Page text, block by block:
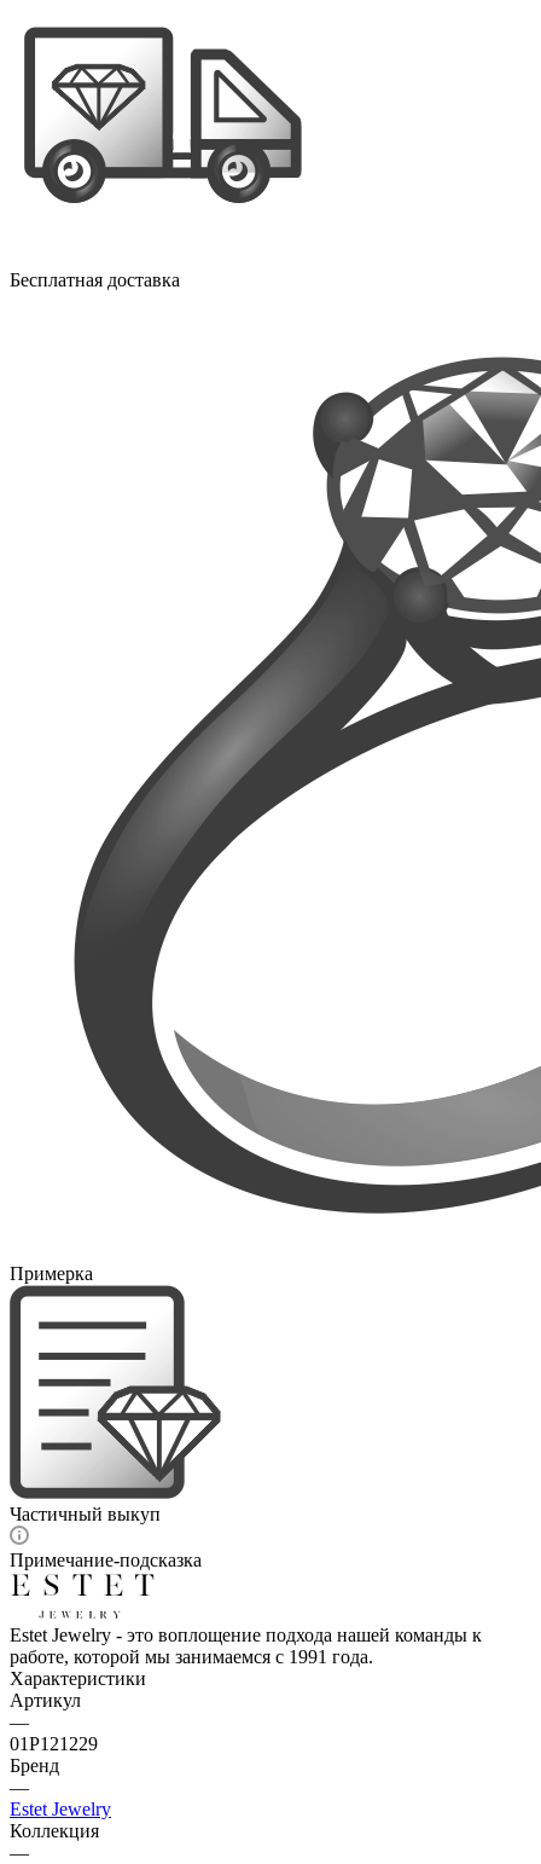
Бесплатная доставка
Примерка
Частичный выкуп
Примечание-подсказка
Estet Jewelry - это воплощение подхода нашей команды к
работе, которой мы занимаемся с 1991 года.
Характеристики
Артикул
—
01Р121229
Бренд
—
Estet Jewelry
Коллекция
—